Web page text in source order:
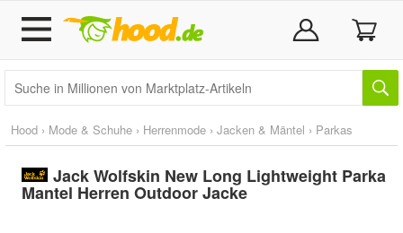
Hood › Mode & Schuhe › Herrenmode › Jacken & Mäntel › Parkas
Jack Wolfskin New Long Lightweight Parka
Mantel Herren Outdoor Jacke